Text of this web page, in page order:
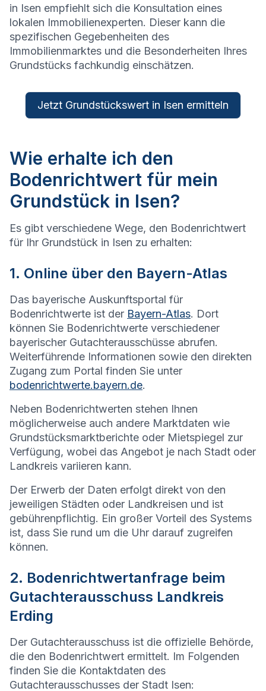
in Isen empfiehlt sich die Konsultation eines
lokalen Immobilienexperten. Dieser kann die
spezifischen Gegebenheiten des
Immobilienmarktes und die Besonderheiten Ihres
Grundstücks fachkundig einschätzen.
Jetzt Grundstückswert in Isen ermitteln
Wie erhalte ich den
Bodenrichtwert für mein
Grundstück in Isen?
Es gibt verschiedene Wege, den Bodenrichtwert
für Ihr Grundstück in Isen zu erhalten:
1. Online über den Bayern-Atlas
Das bayerische Auskunftsportal für
Bodenrichtwerte ist der Bayern-Atlas. Dort
können Sie Bodenrichtwerte verschiedener
bayerischer Gutachterausschüsse abrufen.
Weiterführende Informationen sowie den direkten
Zugang zum Portal finden Sie unter
bodenrichtwerte.bayern.de.
Neben Bodenrichtwerten stehen Ihnen
möglicherweise auch andere Marktdaten wie
Grundstücksmarktberichte oder Mietspiegel zur
Verfügung, wobei das Angebot je nach Stadt oder
Landkreis variieren kann.
Der Erwerb der Daten erfolgt direkt von den
jeweiligen Städten oder Landkreisen und ist
gebührenpflichtig. Ein großer Vorteil des Systems
ist, dass Sie rund um die Uhr darauf zugreifen
können.
2. Bodenrichtwertanfrage beim
Gutachterausschuss Landkreis
Erding
Der Gutachterausschuss ist die offizielle Behörde,
die den Bodenrichtwert ermittelt. Im Folgenden
finden Sie die Kontaktdaten des
Gutachterausschusses der Stadt Isen: